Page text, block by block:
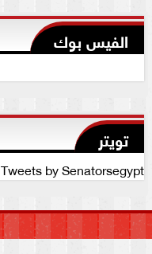
الفيس بوك
تويتر
Tweets by Senatorsegypt